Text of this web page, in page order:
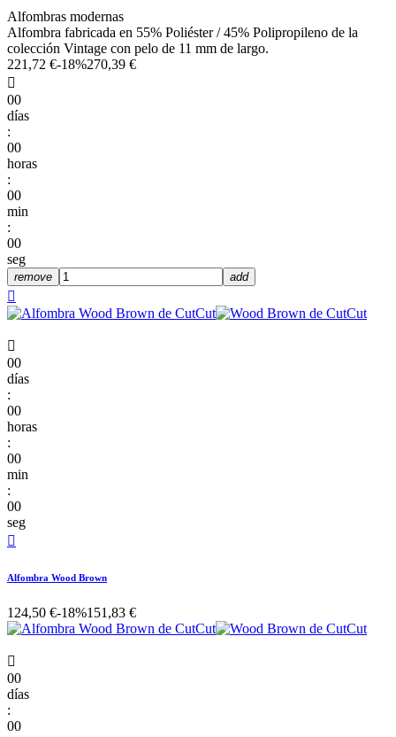
Alfombras modernas
Alfombra fabricada en 55% Poliéster / 45% Polipropileno de la
colección Vintage con pelo de 11 mm de largo.
221,72 €-18%270,39 €

00
días
:
00
horas
:
00
min
:
00
seg
remove add


00
días
:
00
horas
:
00
min
:
00
seg

Alfombra Wood Brown
124,50 €-18%151,83 €

00
días
:
00